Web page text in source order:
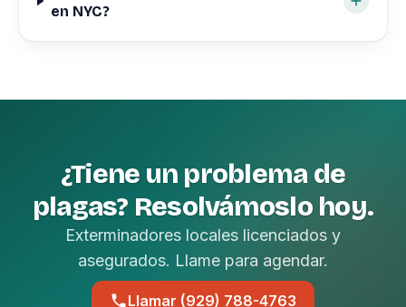
en NYC?
¿Tiene un problema de
plagas? Resolvámoslo hoy.
Exterminadores locales licenciados y
asegurados. Llame para agendar.
Llamar (929) 788-4763